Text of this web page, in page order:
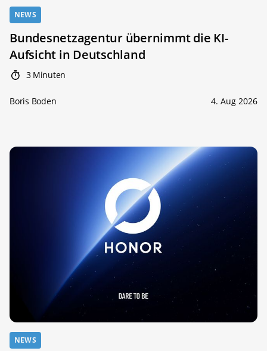
NEWS
Bundesnetzagentur übernimmt die KI-
Aufsicht in Deutschland
3 Minuten
Boris Boden 4. Aug 2026
NEWS